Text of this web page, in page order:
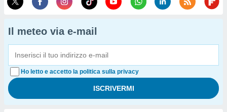
Il meteo via e-mail
Ho letto e accetto la politica sulla privacy